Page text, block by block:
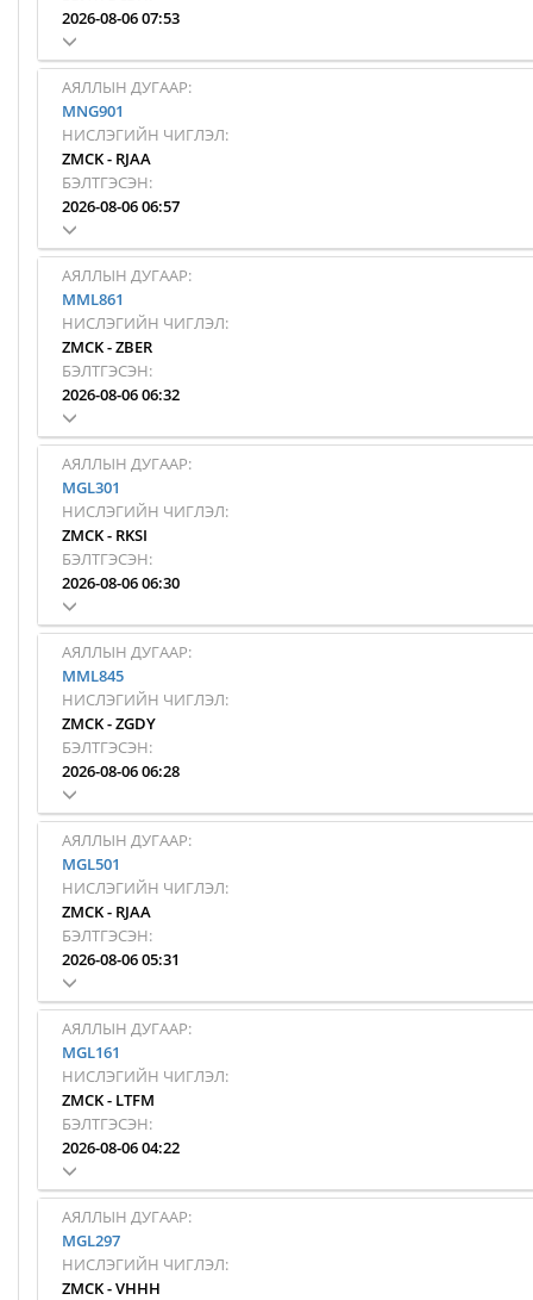
2026-08-06 07:53
АЯЛЛЫН ДУГААР:
MNG901
НИСЛЭГИЙН ЧИГЛЭЛ:
ZMCK- RJAA
БЭЛТГЭСЭН:
2026-08-06 06:57
АЯЛЛЫН ДУГААР:
MML861
НИСЛЭГИЙН ЧИГЛЭЛ:
ZMCK-ZBER
БЭЛТГЭСЭН:
2026-08-06 06:32
АЯЛЛЫН ДУГААР:
MGL301
НИСЛЭГИЙН ЧИГЛЭЛ:
ZMCK- RKSI
БЭЛТГЭСЭН:
2026-08-06 06:30
АЯЛЛЫН ДУГААР:
MML845
НИСЛЭГИЙН ЧИГЛЭЛ:
ZMCK-ZGDY
БЭЛТГЭСЭН:
2026-08-06 06:28
АЯЛЛЫН ДУГААР:
MGL501
НИСЛЭГИЙН ЧИГЛЭЛ:
ZMCK- RJAA
БЭЛТГЭСЭН:
2026-08-06 05:31
АЯЛЛЫН ДУГААР:
MGL161
НИСЛЭГИЙН ЧИГЛЭЛ:
ZMCK- LTFM
БЭЛТГЭСЭН:
2026-08-06 04:22
АЯЛЛЫН ДУГААР:
MGL297
НИСЛЭГИЙН ЧИГЛЭЛ:
ZMCK-VHHH